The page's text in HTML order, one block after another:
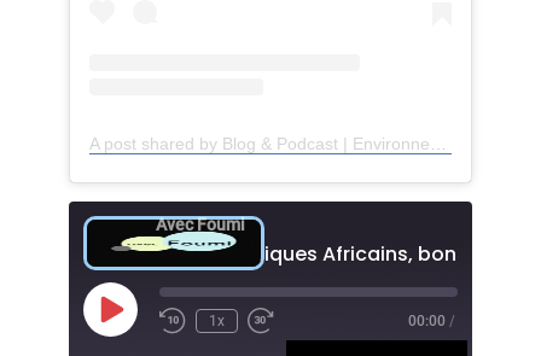
Avec Foumi
Play
EpisodeRewind
1x
Fast
00:00 /